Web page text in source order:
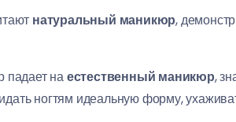
натуральный маникюр,
падает наестественный маникюр,
ногтям идеальную форму,